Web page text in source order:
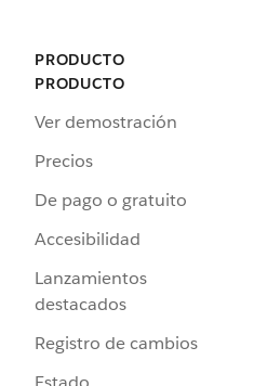
PRODUCTO
PRODUCTO
Ver demostración
Precios
De pago o gratuito
Accesibilidad
Lanzamientos
destacados
Registro de cambios